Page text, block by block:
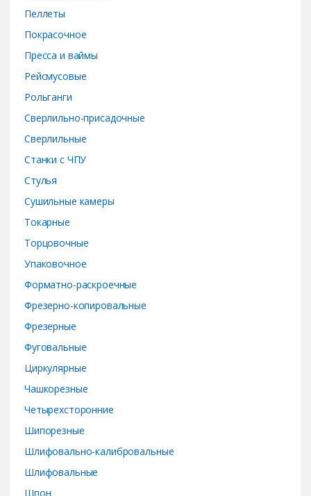
Пеллеты
Покрасочное
Пресса и ваймы
Рейсмусовые
Рольганги
Сверлильно-присадочные
Сверлильные
Станки с ЧПУ
Стулья
Сушильные камеры
Токарные
Торцовочные
Упаковочное
Форматно-раскроечные
Фрезерно-копировальные
Фрезерные
Фуговальные
Циркулярные
Чашкорезные
Четырехсторонние
Шипорезные
Шлифовально-калибровальные
Шлифовальные
Шпон